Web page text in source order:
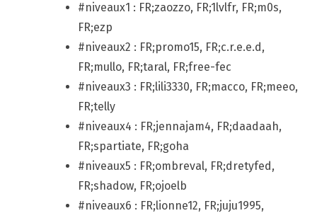
#niveaux1 : FR;zaozzo, FR;1lvlfr, FR;m0s,
FR;ezp
#niveaux2 : FR;promo15, FR;c.r.e.e.d,
FR;mullo, FR;taral, FR;free-fec
#niveaux3 : FR;lili3330, FR;macco, FR;meeo,
FR;telly
#niveaux4 : FR;jennajam4, FR;daadaah,
FR;spartiate, FR;goha
#niveaux5 : FR;ombreval, FR;dretyfed,
FR;shadow, FR;ojoelb
#niveaux6 : FR;lionne12, FR;juju1995,